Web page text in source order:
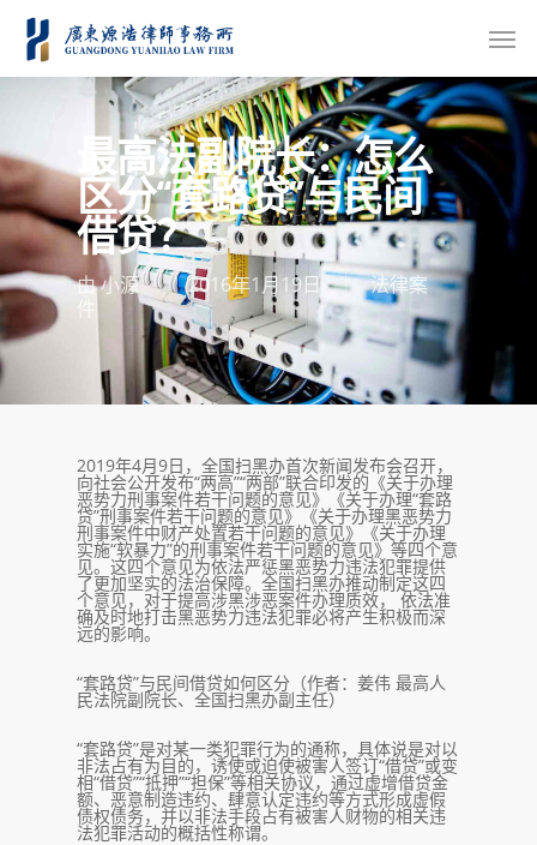
最高法副院长：怎么
区分“套路贷”与民间
借贷？
由小源 2016年1月19日
法律案
件
2019年4月9日，全国扫黑办首次新闻发布会召开，
向社会公开发布“两高”“两部”联合印发的《关于办理
恶势力刑事案件若干问题的意见》《关于办理“套路
贷”刑事案件若干问题的意见》《关于办理黑恶势力
刑事案件中财产处置若干问题的意见》《关于办理
实施“软暴力”的刑事案件若干问题的意见》等四个意
见。这四个意见为依法严惩黑恶势力违法犯罪提供
了更加坚实的法治保障。全国扫黑办推动制定这四
个意见，对于提高涉黑涉恶案件办理质效， 依法准
确及时地打击黑恶势力违法犯罪必将产生积极而深
远的影响。
“套路贷”与民间借贷如何区分（作者：姜伟 最高人
民法院副院长、全国扫黑办副主任）
“套路贷”是对某一类犯罪行为的通称，具体说是对以
非法占有为目的，诱使或迫使被害人签订“借贷”或变
相“借贷”“抵押”“担保”等相关协议，通过虚增借贷金
额、恶意制造违约、肆意认定违约等方式形成虚假
债权债务，并以非法手段占有被害人财物的相关违
法犯罪活动的概括性称谓。